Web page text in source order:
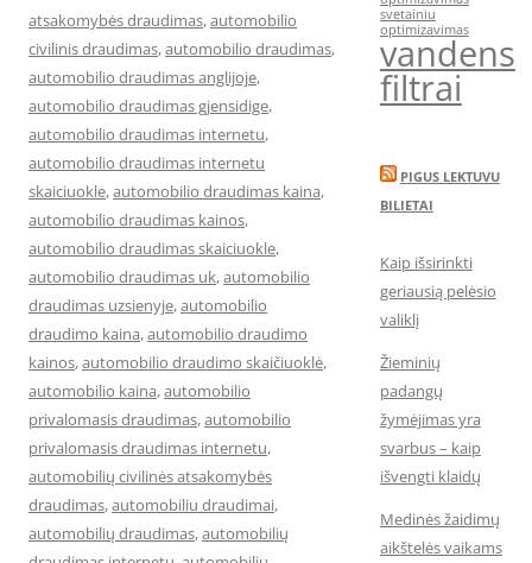
atsakomybės draudimas,automobilio
civilinis draudimas,automobilio draudimas,
automobilio draudimas anglijoje,
automobilio draudimas gjensidige,
automobilio draudimas internetu,
automobilio draudimas internetu
skaiciuokle,automobilio draudimas kaina,
automobilio draudimas kainos,
automobilio draudimas skaiciuokle,
automobilio draudimas uk,automobilio
draudimas uzsienyje,automobilio
draudimo kaina,automobilio draudimo
kainos,automobilio draudimo skaičiuoklė,
automobilio kaina,automobilio
privalomasis draudimas,automobilio
privalomasis draudimas internetu,
automobilių civilinės atsakomybės
draudimas,automobiliu draudimai,
automobilių draudimas,automobilių
svetainiu
optimizavimas
vandens
filtrai
PIGUS LEKTUVU
BILIETAI
Kaip išsirinkti
geriausią pelėsio
valiklį
Žieminių
padangų
žymėjimas yra
svarbus – kaip
išvengti klaidų
Medinės žaidimų
aikštelės vaikams